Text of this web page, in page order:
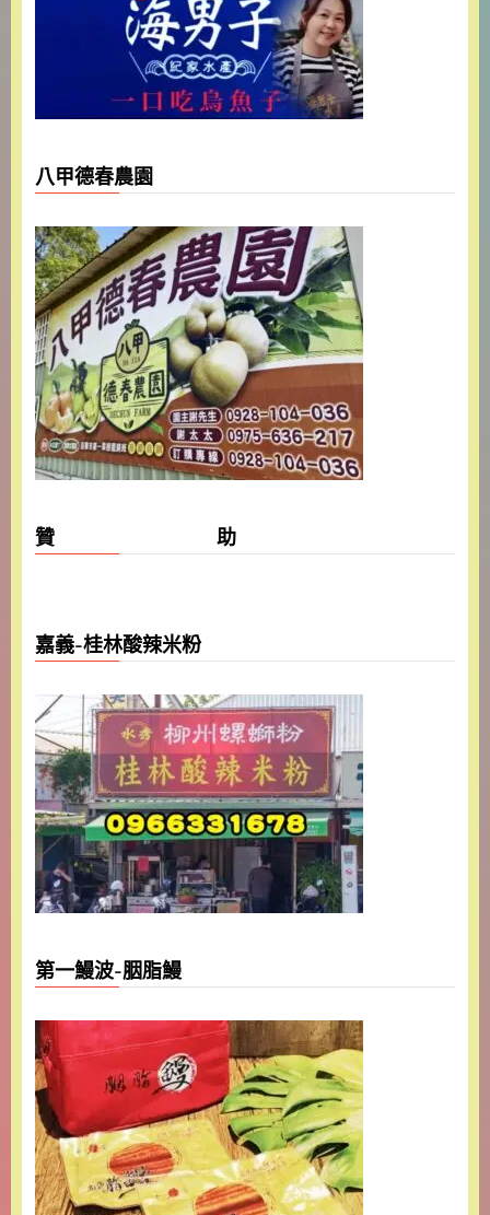
八甲德春農園
贊 助
嘉義-桂林酸辣米粉
第一鰻波-胭脂鰻